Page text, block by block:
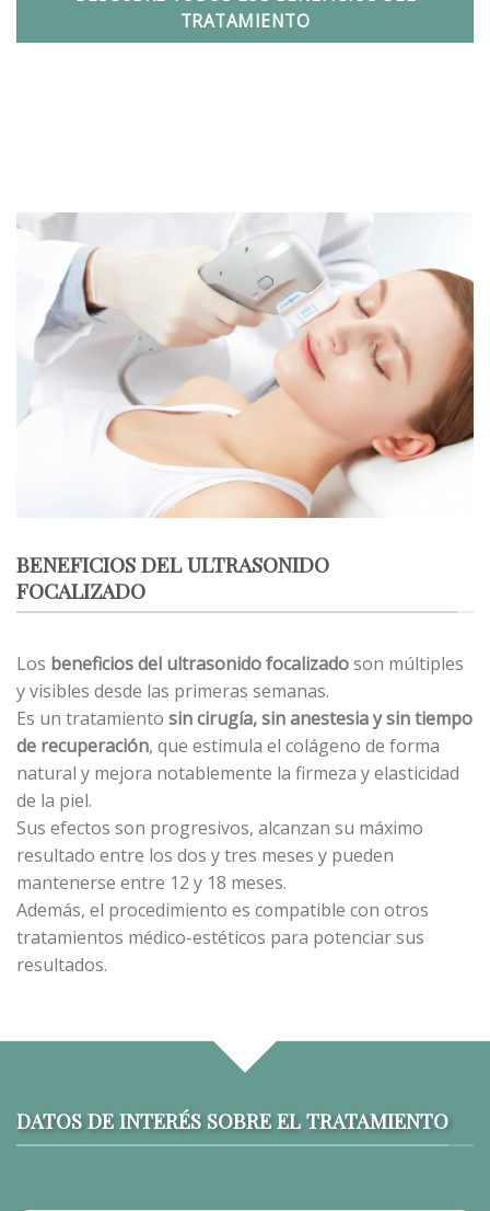
TRATAMIENTO
BENEFICIOS DEL ULTRASONIDO
FOCALIZADO
Los beneficios del ultrasonido focalizadoson múltiples
y visibles desde las primeras semanas.
Es un tratamiento sin cirugía, sin anestesia y sin tiempo
de recuperación, que estimula el colágeno de forma
natural y mejora notablemente la firmeza y elasticidad
de la piel.
Sus efectos son progresivos, alcanzan su máximo
resultado entre los dos y tres meses y pueden
mantenerse entre 12 y 18 meses.
Además, el procedimiento es compatible con otros
tratamientos médico-estéticos para potenciar sus
resultados.
DATOS DE INTERÉS SOBRE EL TRATAMIENTO